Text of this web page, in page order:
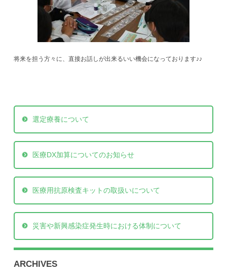
将来を担う方々に、直接お話しが出来るいい機会になっております♪♪
選定療養について
医療DX加算についてのお知らせ
医療用抗原検査キットの取扱いについて
災害や新興感染症発生時における体制について
ARCHIVES